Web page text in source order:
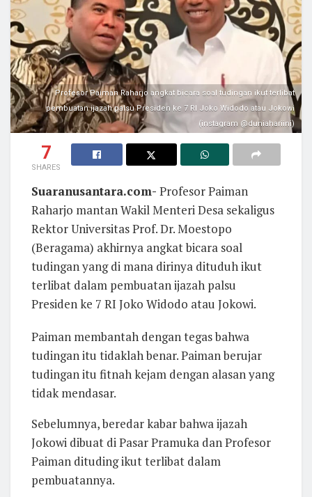
Profesor Paiman Raharjo angkat bicara soal tudingan ikut terlibat
pembuatan ijazah palsu Presiden ke 7 RI Joko Widodo atau Jokowi
(instagram @duniahariini)
7
SHARES
Suaranusantara.com- Profesor Paiman
Raharjo mantan Wakil Menteri Desa sekaligus
Rektor Universitas Prof. Dr. Moestopo
(Beragama) akhirnya angkat bicara soal
tudingan yang di mana dirinya dituduh ikut
terlibat dalam pembuatan ijazah palsu
Presiden ke 7 RI Joko Widodo atau Jokowi.
Paiman membantah dengan tegas bahwa
tudingan itu tidaklah benar. Paiman berujar
tudingan itu fitnah kejam dengan alasan yang
tidak mendasar.
Sebelumnya, beredar kabar bahwa ijazah
Jokowi dibuat di Pasar Pramuka dan Profesor
Paiman dituding ikut terlibat dalam
pembuatannya.